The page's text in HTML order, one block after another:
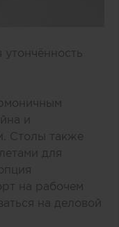
и
Столы также
для
на рабочем
на деловой